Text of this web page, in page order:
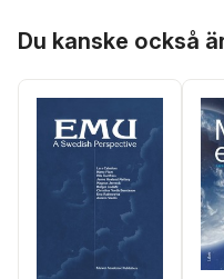
Du kanske också